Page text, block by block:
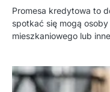
Promesa kredytowa to
spotkać się mogą
mieszkaniowego lub